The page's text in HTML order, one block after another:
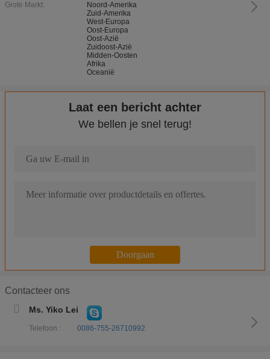
Grote Markt:
Noord-Amerika
Zuid-Amerika
West-Europa
Oost-Europa
Oost-Azië
Zuidoost-Azië
Midden-Oosten
Afrika
Oceanië
Laat een bericht achter
We bellen je snel terug!
Contacteer ons
Ms. Yiko Lei
Telefoon : 0086-755-26710992
ISO14443 RFID Gemotoriseerde Kaartlezer met RS232-
3 in 1 Gemotoriseerde Kaartlezer voor RFID-Kaart, IC-de
Snelle Gemotoriseerde Kaartlezer voor
De eerste/kleinste Gemotoriseerde Kaartlezer met Anti-
ISO Gemotoriseerde Slimme de Magnetische Kaartlezer van
Tamper-Proof IC Gemotoriseerde Kaartlezer met de Interface
De gemotoriseerde Lezer van ATM Smart Card, Magnetische